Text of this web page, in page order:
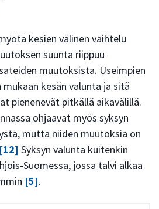
kesien välinen vaihtelu
suunta riippuu
muutoksista. Useimpien
kesän valunta ja sitä
pienenevät pitkällä aikavälillä.
ohjaavat myös syksyn
mutta niiden muutoksia on
[12] Syksyn valunta kuitenkin
Suomessa, jossa talvi alkaa
[5].